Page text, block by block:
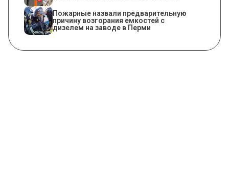
Пожарные назвали предварительную
причину возгорания емкостей с
дизелем на заводе в Перми